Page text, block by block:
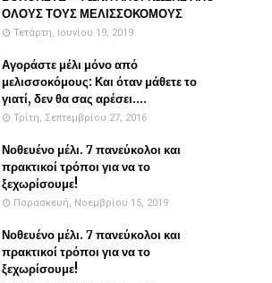
ΟΛΟΥΣ ΤΟΥΣ ΜΕΛΙΣΣΟΚΟΜΟΥΣ
Τετάρτη, Ιουνίου 19, 2019
Αγοράστε μέλι μόνο από
μελισσοκόμους: Και όταν μάθετε το
γιατί, δεν θα σας αρέσει....
Τρίτη, Σεπτεμβρίου 27, 2016
Νοθευένο μέλι. 7 πανεύκολοι και
πρακτικοί τρόποι για να το
ξεχωρίσουμε!
Παρασκευή, Νοεμβρίου 15, 2019
Νοθευένο μέλι. 7 πανεύκολοι και
πρακτικοί τρόποι για να το
ξεχωρίσουμε!